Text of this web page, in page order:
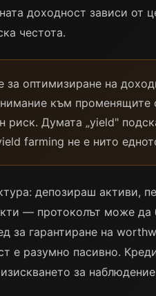
доходност зависи от
честота.
оптимизиране на
към променящите
риск. Думата „yield"
farming не е нито
депозираш активи,
— протоколът може
за гарантиране на
е разумно пасивно.
за